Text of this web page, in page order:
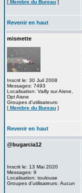
[ Membre du Bureau ]
Revenir en haut
mismette
Inscrit le: 30 Juil 2008
Messages: 7493
Localisation: Vailly sur Aisne,
Dpt Aisne
Groupes d'utilisateurs:
[ Membre du Bureau ]
Revenir en haut
@bugarcia12
Inscrit le: 13 Mai 2020
Messages: 9
Localisation: toulouse
Groupes d'utilisateurs: Aucun